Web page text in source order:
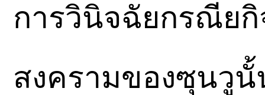
การวินิจฉัยกรณียกิ
สงครามของซุนวู